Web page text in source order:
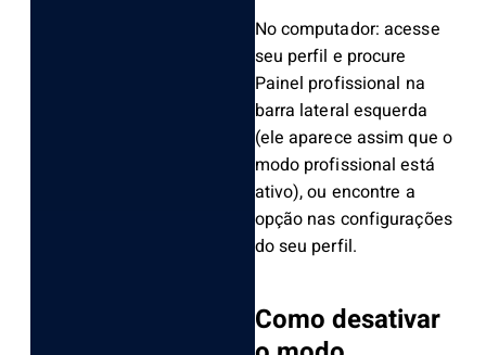
No computador: acesse
seu perfil e procure
Painel profissional na
barra lateral esquerda
(ele aparece assim que o
modo profissional está
ativo), ou encontre a
opção nas configurações
do seu perfil.
Como desativar